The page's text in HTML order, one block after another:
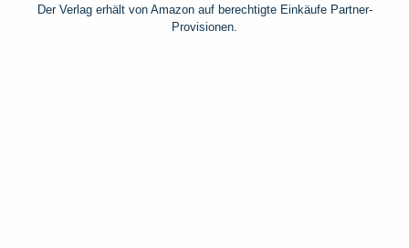
Der Verlag erhält von Amazon auf berechtigte Einkäufe Partner-
Provisionen.